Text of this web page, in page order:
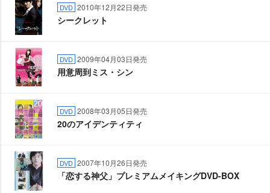
DVD 2010年12月22日発売
シークレット
DVD 2009年04月03日発売
用意周到ミス・シン
DVD 2008年03月05日発売
20のアイデンティティ
DVD 2007年10月26日発売
「恋する神父」プレミアムメイキングDVD-BOX